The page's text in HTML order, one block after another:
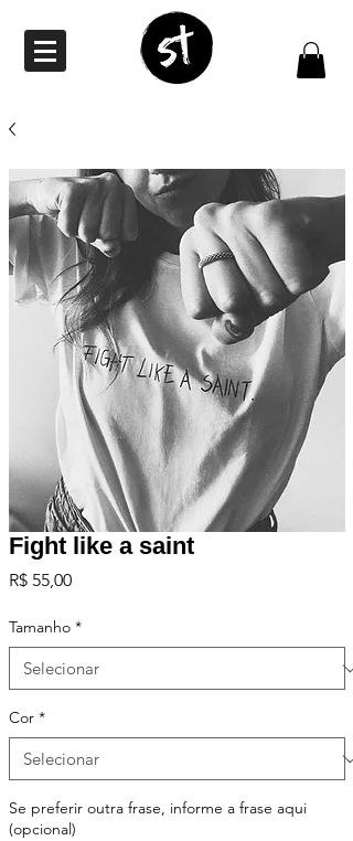
Fight like a saint
R$ 55,00Preço
Tamanho *
Cor *
Se preferir outra frase, informe a frase aqui
(opcional)